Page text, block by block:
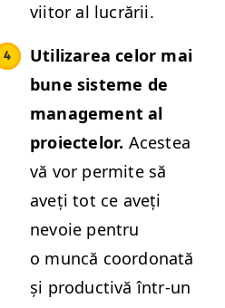
viitor al lucrării.
Uti­lizarea celor mai
bune sis­teme de
man­age­ment al
proiectelor. Aces­tea
vă vor per­mite să
aveți tot ce aveți
nevoie pen­tru
o muncă coor­do­nată
și pro­duc­tivă într-un